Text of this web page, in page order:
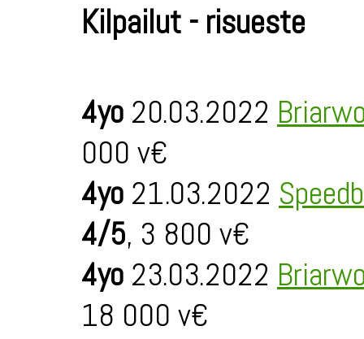
Kilpailut - risueste
4yo 20.03.2022
000 v€
4yo 21.03.2022
4/5, 3 800 v€
4yo 23.03.2022
18 000 v€